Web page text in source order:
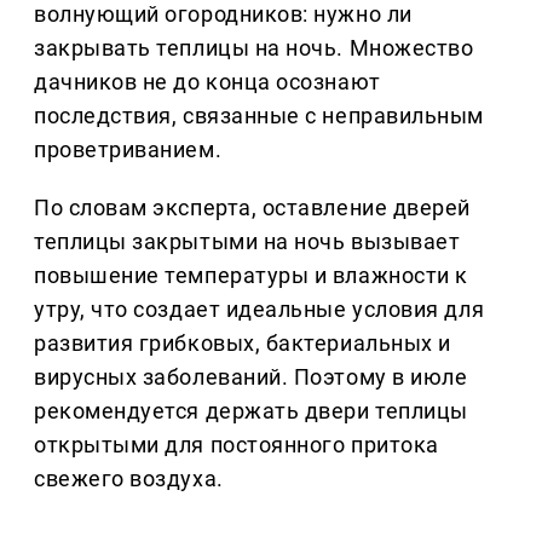
волнующий огородников: нужно ли
закрывать теплицы на ночь. Множество
дачников не до конца осознают
последствия, связанные с неправильным
проветриванием.
По словам эксперта, оставление дверей
теплицы закрытыми на ночь вызывает
повышение температуры и влажности к
утру, что создает идеальные условия для
развития грибковых, бактериальных и
вирусных заболеваний. Поэтому в июле
рекомендуется держать двери теплицы
открытыми для постоянного притока
свежего воздуха.